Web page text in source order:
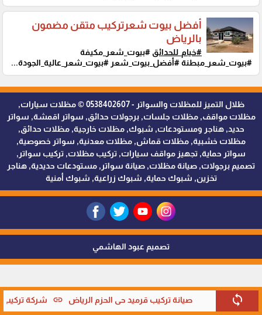
sync صيانة تركيب قرميد حي الحزم الرياض link شركة تركيب
أفضل بيوت شعرتركيب متقن مضمون
بالرياض
#خيام_للحدائق #بيوت_شعر_مكيفة
#بيوت_شعر_مبطنة #أفضل_بيوت_شعر #بيوت_شعر_عالية_الجودة...
ظلال التميز للمظلات والسواتر - 0538402607 © مظلات سيارات,
مظلات مواقف, مظلات جلسات, برجولات حدائق, سواتر اقمشة, سواتر
حديد, هناجر ومستودعات, شبوك, مظلات خارجية, مظلات حدائق,
مظلات خشبية, مظلات قماش, مظلات معدنية, سواتر خصوصية,
سواتر حماية, تجهيز مواقف سيارات, تركيب مظلات, تركيب سواتر,
تصميم برجولات, صيانة مظلات, صيانة سواتر, مستودعات حديدية, هناجر
تخزين, شبوك حماية, شبوك زراعية, شبوك أمنية
تصميم عبود الهاشمي